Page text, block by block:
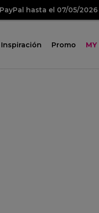
hasta el 07/05/2026
Inspiración Promo MY